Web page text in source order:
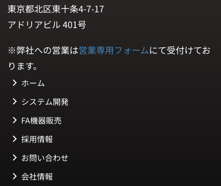
東京都北区東十条4-7-17
アドリアビル 401号
※弊社への営業は営業専用フォームにて受付けてお
ります。
ホーム
システム開発
FA機器販売
採用情報
お問い合わせ
会社情報